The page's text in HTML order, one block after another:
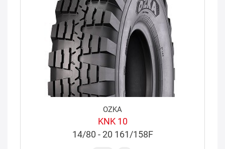
OZKA
KNK 10
14/80 - 20 161/158F